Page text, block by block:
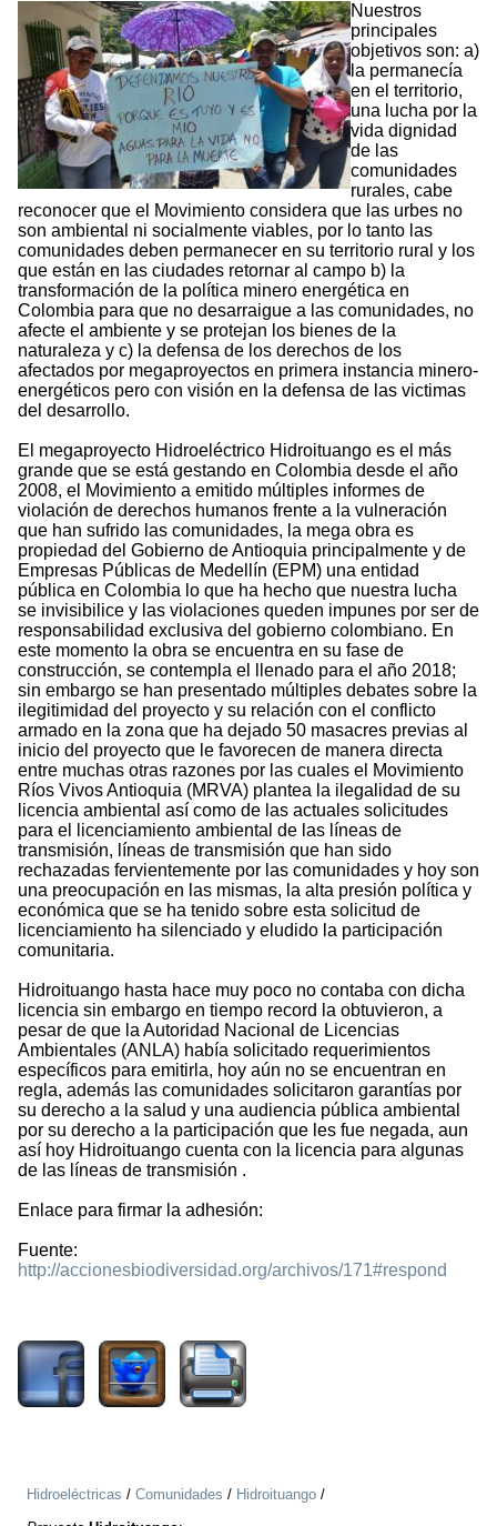
Nuestros
principales
objetivos son: a)
la permanecía
en el territorio,
una lucha por la
vida dignidad
de las
comunidades
rurales, cabe
reconocer que el Movimiento considera que las urbes no
son ambiental ni socialmente viables, por lo tanto las
comunidades deben permanecer en su territorio rural y los
que están en las ciudades retornar al campo b) la
transformación de la política minero energética en
Colombia para que no desarraigue a las comunidades, no
afecte el ambiente y se protejan los bienes de la
naturaleza y c) la defensa de los derechos de los
afectados por megaproyectos en primera instancia minero-
energéticos pero con visión en la defensa de las victimas
del desarrollo.
El megaproyecto Hidroeléctrico Hidroituango es el más
grande que se está gestando en Colombia desde el año
2008, el Movimiento a emitido múltiples informes de
violación de derechos humanos frente a la vulneración
que han sufrido las comunidades, la mega obra es
propiedad del Gobierno de Antioquia principalmente y de
Empresas Públicas de Medellín (EPM) una entidad
pública en Colombia lo que ha hecho que nuestra lucha
se invisibilice y las violaciones queden impunes por ser de
responsabilidad exclusiva del gobierno colombiano. En
este momento la obra se encuentra en su fase de
construcción, se contempla el llenado para el año 2018;
sin embargo se han presentado múltiples debates sobre la
ilegitimidad del proyecto y su relación con el conflicto
armado en la zona que ha dejado 50 masacres previas al
inicio del proyecto que le favorecen de manera directa
entre muchas otras razones por las cuales el Movimiento
Ríos Vivos Antioquia (MRVA) plantea la ilegalidad de su
licencia ambiental así como de las actuales solicitudes
para el licenciamiento ambiental de las líneas de
transmisión, líneas de transmisión que han sido
rechazadas fervientemente por las comunidades y hoy son
una preocupación en las mismas, la alta presión política y
económica que se ha tenido sobre esta solicitud de
licenciamiento ha silenciado y eludido la participación
comunitaria.
Hidroituango hasta hace muy poco no contaba con dicha
licencia sin embargo en tiempo record la obtuvieron, a
pesar de que la Autoridad Nacional de Licencias
Ambientales (ANLA) había solicitado requerimientos
específicos para emitirla, hoy aún no se encuentran en
regla, además las comunidades solicitaron garantías por
su derecho a la salud y una audiencia pública ambiental
por su derecho a la participación que les fue negada, aun
así hoy Hidroituango cuenta con la licencia para algunas
de las líneas de transmisión .
Enlace para firmar la adhesión:
Fuente:
http://accionesbiodiversidad.org/archivos/171#respond
Hidroeléctricas / Comunidades / Hidroituango /